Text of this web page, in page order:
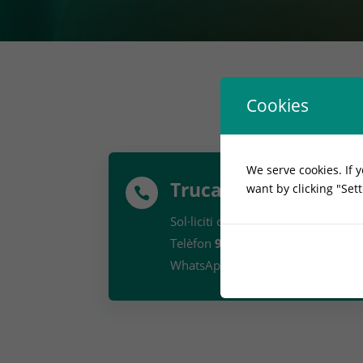
 Trucan's
Sol·liciti cita prèvia:
Telèfon 933371440
WhatsApp
Cookies
We serve cookies. If
want by clicking